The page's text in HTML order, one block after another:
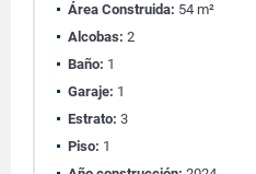
Área Construida: 54 m²
Alcobas: 2
Baño: 1
Garaje: 1
Estrato: 3
Piso: 1